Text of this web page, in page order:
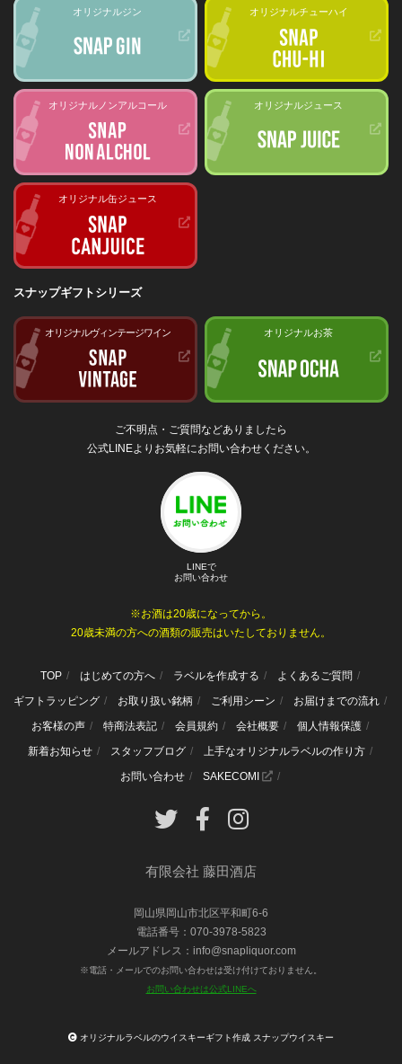
オリジナルジン オリジナルチューハイ
オリジナルノンアルコール オリジナルジュース
オリジナル缶ジュース
スナップギフトシリーズ
オリジナルヴィンテージワイン オリジナルお茶
ご不明点・ご質問などありましたら
公式LINEよりお気軽にお問い合わせください。
LINEで
お問い合わせ
※お酒は20歳になってから。
20歳未満の方への酒類の販売はいたしておりません。
TOP はじめての方へ ラベルを作成する
よくあるご質問
ギフトラッピング
お取り扱い銘柄 ご利用シーン
お届けまでの流れ
お客様の声
特商法表記 会員規約 会社概要
個人情報保護
新着お知らせ
スタッフブログ
上手なオリジナルラベルの作り方
お問い合わせ
SAKECOMI
有限会社 藤田酒店
岡山県岡山市北区平和町6-6
電話番号：070-3978-5823
メールアドレス：info@snapliquor.com
※電話・メールでのお問い合わせは受け付けておりません。
お問い合わせは公式LINEへ
オリジナルラベルのウイスキーギフト作成 スナップウイスキー